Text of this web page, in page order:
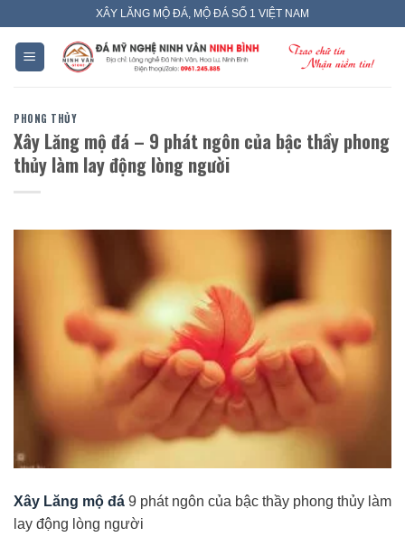
content
XÂY LĂNG MỘ ĐÁ, MỘ ĐÁ SỐ 1 VIỆT NAM
PHONG THỦY
Xây Lăng mộ đá – 9 phát ngôn của bậc thầy phong
thủy làm lay động lòng người
Xây Lăng mộ đá 9 phát ngôn của bậc thầy phong thủy làm
lay động lòng người